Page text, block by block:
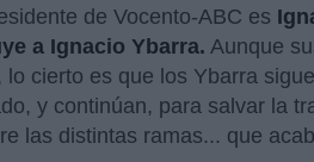
de Vocento-ABC es
a Ignacio Ybarra. Aunque
lo cierto es que los Ybarra
y continúan, para salvar la
las distintas ramas... que